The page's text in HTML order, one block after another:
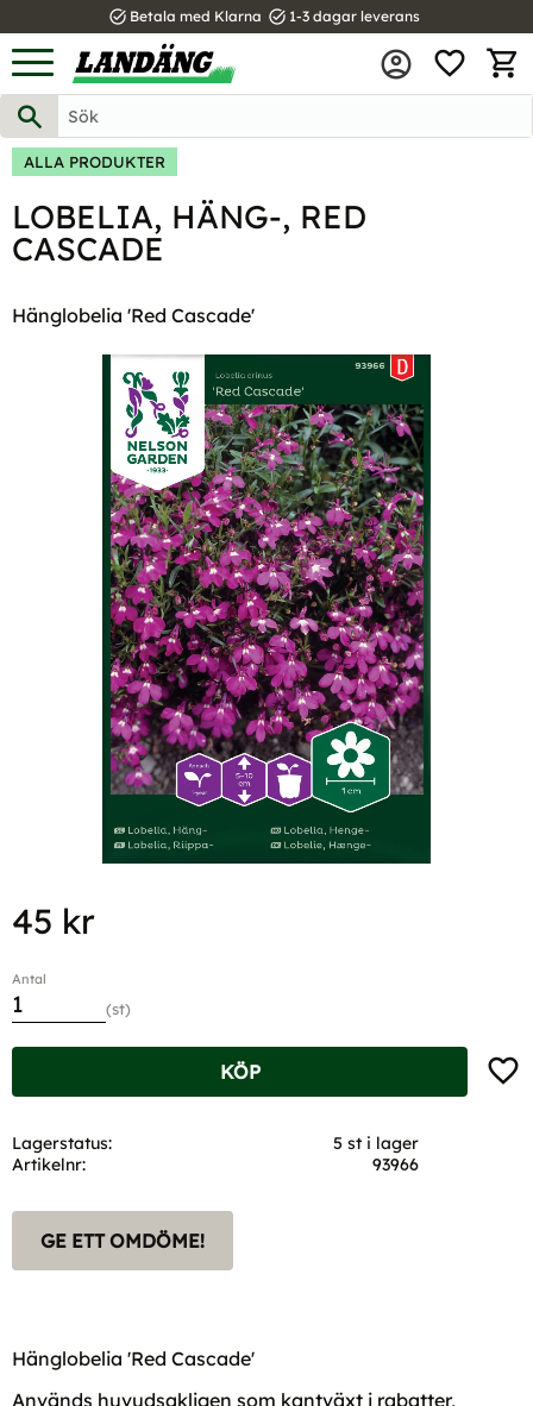
Meny
task_alt Betala med Klarna task_alt 1-3 dagar leverans
ALLA PRODUKTER
LOBELIA, HÄNG-, RED
CASCADE
Hänglobelia 'Red Cascade'
45 kr
Antal
st
KÖP
Lagerstatus
5 st i lager
Artikelnr
93966
GE ETT OMDÖME!
Hänglobelia 'Red Cascade'
Används huvudsakligen som kantväxt i rabatter,